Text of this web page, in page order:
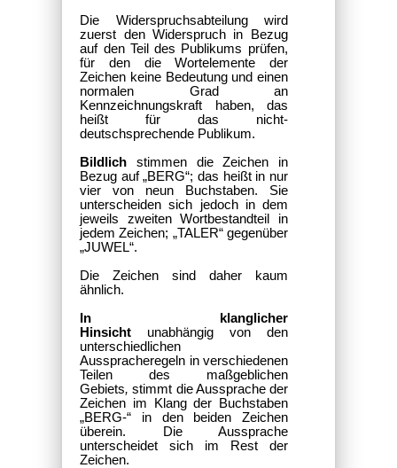
Die Widerspruchsabteilung wird
zuerst den Widerspruch in Bezug
auf den Teil des Publikums prüfen,
für den die Wortelemente der
Zeichen keine Bedeutung und einen
normalen Grad an
Kennzeichnungskraft haben, das
heißt für das nicht-
deutschsprechende Publikum.
Bildlich stimmen die Zeichen in
Bezug auf „BERG“; das heißt in nur
vier von neun Buchstaben. Sie
unterscheiden sich jedoch in dem
jeweils zweiten Wortbestandteil in
jedem Zeichen; „TALER“ gegenüber
„JUWEL“.
Die Zeichen sind daher kaum
ähnlich.
In klanglicher
Hinsicht unabhängig von den
unterschiedlichen
Ausspracheregeln in verschiedenen
Teilen des maßgeblichen
Gebiets, stimmt die Aussprache der
Zeichen im Klang der Buchstaben
„BERG-“ in den beiden Zeichen
überein. Die Aussprache
unterscheidet sich im Rest der
Zeichen.